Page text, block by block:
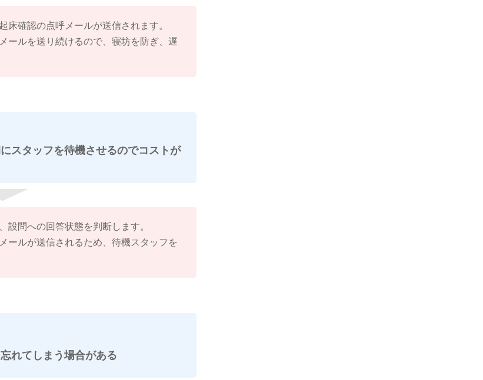
床確認の点呼メールが送信されます。
ールを送り続けるので、寝坊を防ぎ、遅
スタッフを待機させるのでコストが
設問への回答状態を判断します。
ールが送信されるため、待機スタッフを
れてしまう場合がある